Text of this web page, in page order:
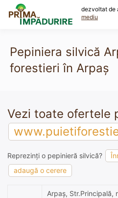
content
dezvoltat de
mediu
Pepiniera silvică
forestieri în Arpaş
Vezi toate ofertele
Reprezinți o pepinieră silvică?
adaugă o cerere
Arpaş, Str.Principală,